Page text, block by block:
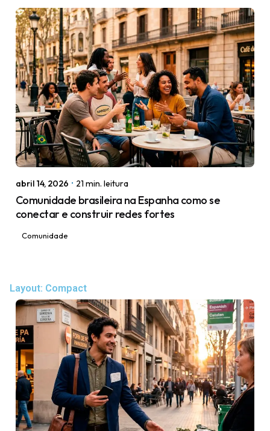
Posted by
igorodrigues.web@gmail.com
abril 14, 2026 21 min. leitura
Comunidade brasileira na Espanha como se
conectar e construir redes fortes
Comunidade
Layout: Compact
Posted by
igorodrigues.web@gmail.com